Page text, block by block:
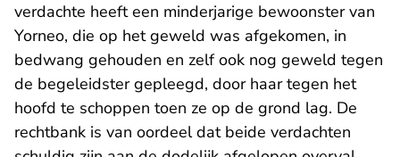
verdachte heeft een minderjarige bewoonster van
Yorneo, die op het geweld was afgekomen, in
bedwang gehouden en zelf ook nog geweld tegen
de begeleidster gepleegd, door haar tegen het
hoofd te schoppen toen ze op de grond lag. De
rechtbank is van oordeel dat beide verdachten